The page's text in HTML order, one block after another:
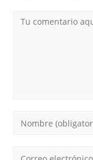
Comentario
Introduce
Introduce